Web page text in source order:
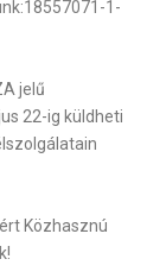
18557071-1-
jelű
22-ig küldheti
Közhasznú